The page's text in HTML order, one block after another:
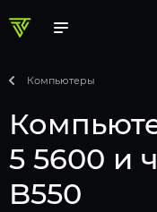
Компьютеры
5 5600 и
B550